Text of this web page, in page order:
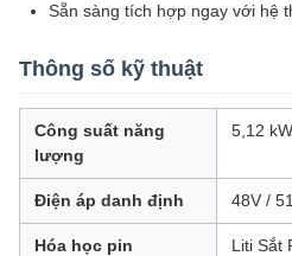
Sẵn sàng tích hợp ngay với hệ
Thông số kỹ thuật
Công suất năng
lượng
5,12
Điện áp danh định 48V /
Hóa học pin Liti Sắt